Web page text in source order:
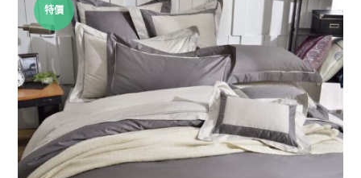
特價